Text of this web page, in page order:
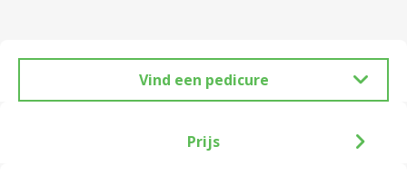
Vind een pedicure
Prijs